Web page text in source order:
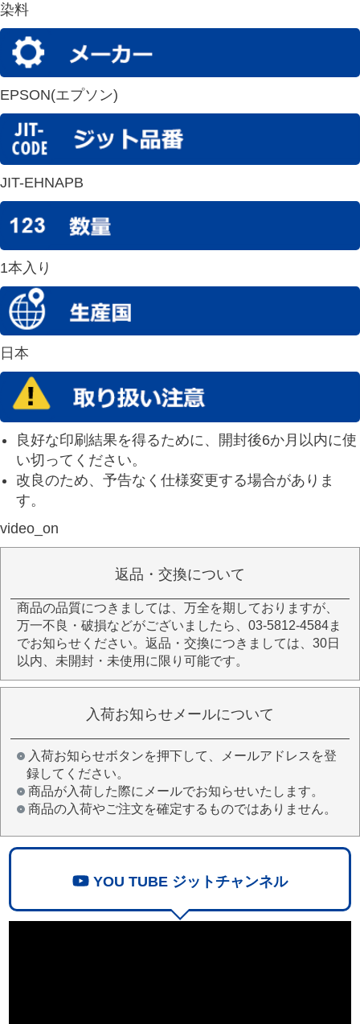
染料
EPSON(エプソン)
JIT-EHNAPB
1本入り
日本
良好な印刷結果を得るために、開封後6か月以内に使
い切ってください。
改良のため、予告なく仕様変更する場合がありま
す。
video_on
返品・交換について
商品の品質につきましては、万全を期しておりますが、
万一不良・破損などがございましたら、03-5812-4584ま
でお知らせください。返品・交換につきましては、30日
以内、未開封・未使用に限り可能です。
入荷お知らせメールについて
入荷お知らせボタンを押下して、メールアドレスを登
録してください。
商品が入荷した際にメールでお知らせいたします。
商品の入荷やご注文を確定するものではありません。
YOU TUBE ジットチャンネル